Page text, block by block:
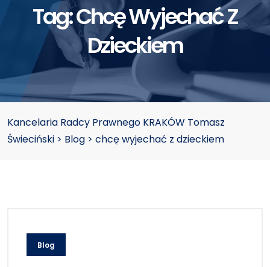
Tag:Chcę Wyjechać Z
Dzieckiem
Kancelaria Radcy Prawnego KRAKÓW Tomasz
Świeciński > Blog > chcę wyjechać z dzieckiem
Blog